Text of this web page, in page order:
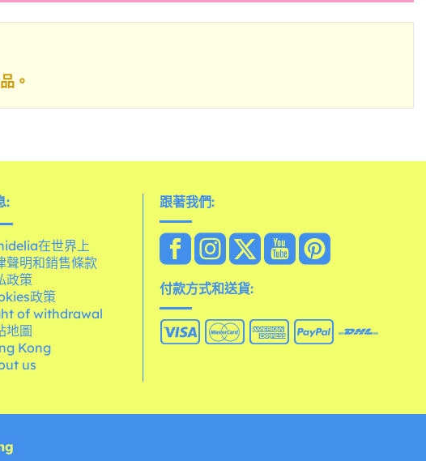
。
:
在世界上
聲明和銷售條款
政策
政策
of withdrawal
地圖
Kong
us
跟著我們:
付款方式和送貨: